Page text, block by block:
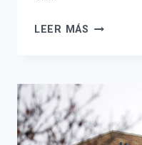
LEER MÁS DESHACER